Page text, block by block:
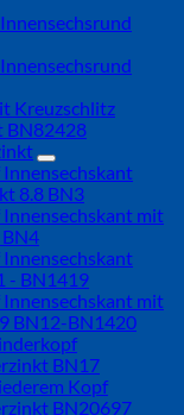
Kreuzschlitz
BN82428
8.8 BN3
mit
BN4
- BN1419
mit
BN12-BN1420
BN17
Kopf
BN20697